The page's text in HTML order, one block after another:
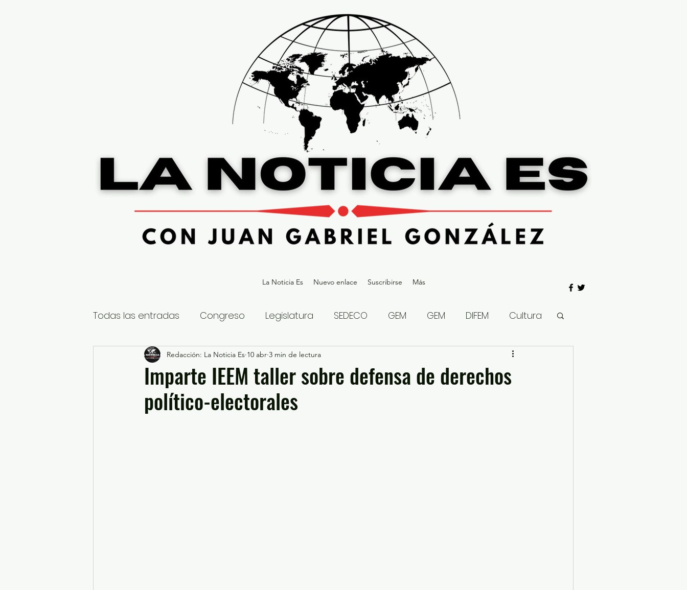
La Noticia Es Nuevo enlace Suscribirse Más
Todas las entradas Congreso Legislatura SEDECO GEM GEM DIFEM Cultura
Nacional Estatal Gubernatura Edoméx 2023
Educación y Cultura Seguridad y Justicia
Imparte IEEM taller sobre defensa de derechos
político-electorales
Redacción: La Noticia Es 10 abr 3 min de lectura